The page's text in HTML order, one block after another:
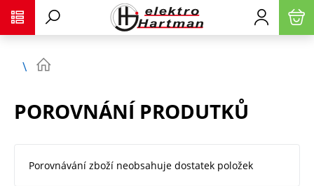
POROVNÁNÍ PRODUTKŮ
Porovnávání zboží neobsahuje dostatek položek